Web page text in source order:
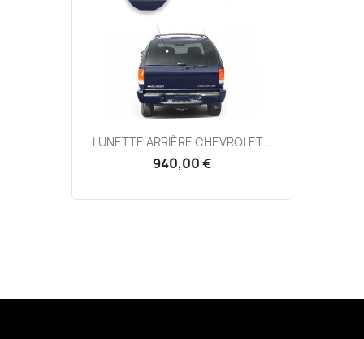
LUNETTE ARRIÈRE CHEVROLET...
940,00 €